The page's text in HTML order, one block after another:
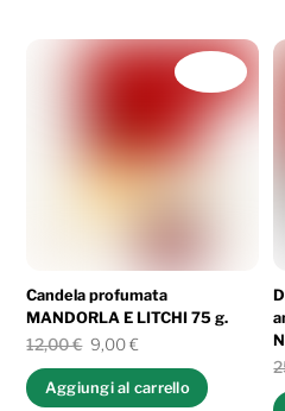
Candela profumata
MANDORLA E LITCHI 75 g.
12,00€ Il
9,00€
Aggiungi al carrello